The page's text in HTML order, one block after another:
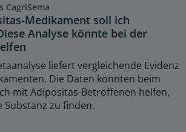
CagriSema
Medikament soll ich
Analyse könnte bei der
liefert vergleichende Evidenz
Die Daten könnten beim
mit Adipositas-Betroffenen helfen,
Substanz zu finden.